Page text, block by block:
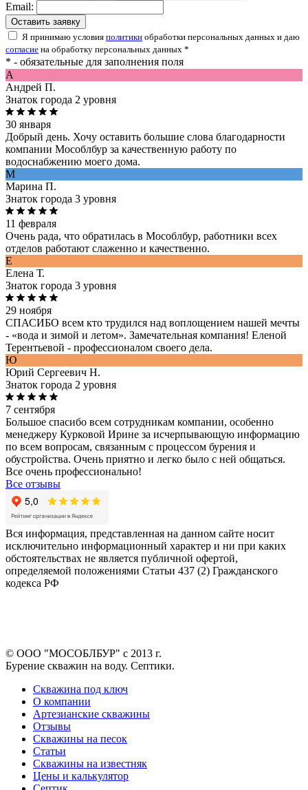
Email:
Оставить заявку
Я принимаю условия политики обработки персональных данных и даю
согласие на обработку персональных данных *
* - обязательные для заполнения поля
A
Андрей П.
Знаток города 2 уровня
30 января
Добрый день. Хочу оставить большие слова благодарности
компании Мособлбур за качественную работу по
водоснабжению моего дома.
М
Марина П.
Знаток города 3 уровня
11 февраля
Очень рада, что обратилась в Мособлбур, работники всех
отделов работают слаженно и качественно.
Е
Елена Т.
Знаток города 3 уровня
29 ноября
СПАСИБО всем кто трудился над воплощением нашей мечты
- «вода и зимой и летом». Замечательная компания! Еленой
Терентьевой - профессионалом своего дела.
Ю
Юрий Сергеевич Н.
Знаток города 2 уровня
7 сентября
Большое спасибо всем сотрудникам компании, особенно
менеджеру Курковой Ирине за исчерпывающую информацию
по всем вопросам, связанным с процессом бурения и
обустройства. Очень приятно и легко было с ней общаться.
Все очень профессионально!
Все отзывы
Вся информация, представленная на данном сайте носит
исключительно информационный характер и ни при каких
обстоятельствах не является публичной офертой,
определяемой положениями Статьи 437 (2) Гражданского
кодекса РФ
© ООО "МОСОБЛБУР" с 2013 г.
Бурение скважин на воду. Септики.
Скважина под ключ
О компании
Артезианские скважины
Отзывы
Скважины на песок
Статьи
Скважины на известняк
Цены и калькулятор